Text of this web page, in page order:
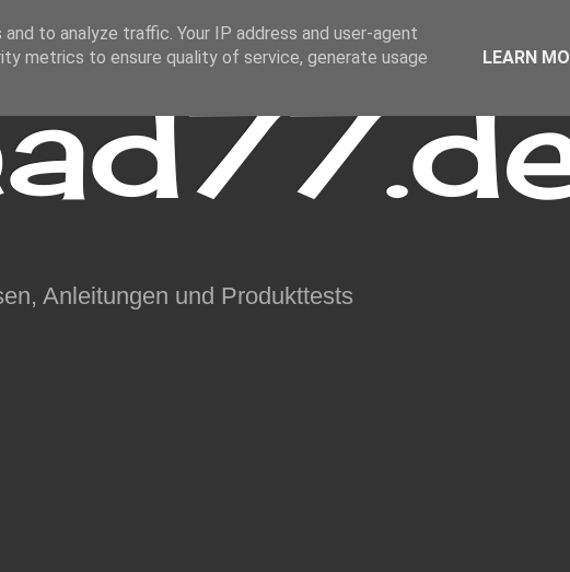
Anleitungen und Produkttests
to analyze traffic. Your IP address and user-agent
metrics to ensure quality of service, generate usage
LEARN